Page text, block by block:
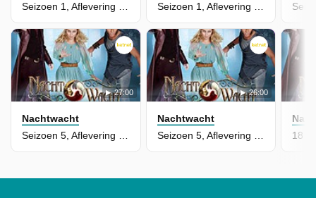
Seizoen 1, Aflevering 13 - De Ruiter Van De Apocalyps
Seizoen 1, Aflevering 12 - De Lamia
27:00
Nachtwacht
26:00
Nachtwacht